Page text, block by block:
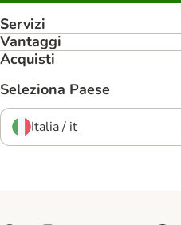
Servizi
Vantaggi
Acquisti
Seleziona Paese
Italia / it